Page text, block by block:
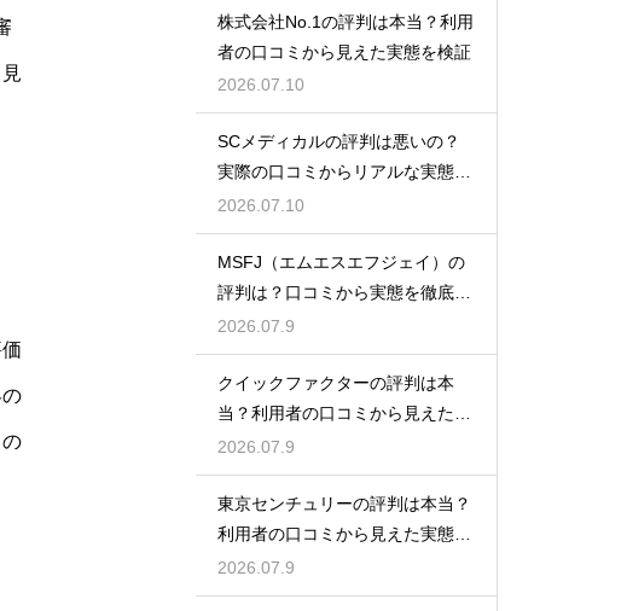
株式会社No.1の評判は本当？利用
者の口コミから見えた実態を検証
2026.07.10
SCメディカルの評判は悪いの？
実際の口コミからリアルな実態を
検証
2026.07.10
MSFJ（エムエスエフジェイ）の
評判は？口コミから実態を徹底検
証
2026.07.9
クイックファクターの評判は本
当？利用者の口コミから見えた実
態検証
2026.07.9
東京センチュリーの評判は本当？
利用者の口コミから見えた実態を
検証
2026.07.9